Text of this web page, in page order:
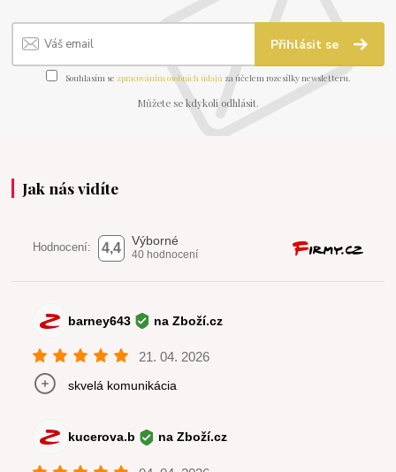
Přihlásit se
Souhlasím se zpracováním osobních údajů za účelem rozesílky newsletteru.
Můžete se kdykoli odhlásit.
Jak nás vidíte